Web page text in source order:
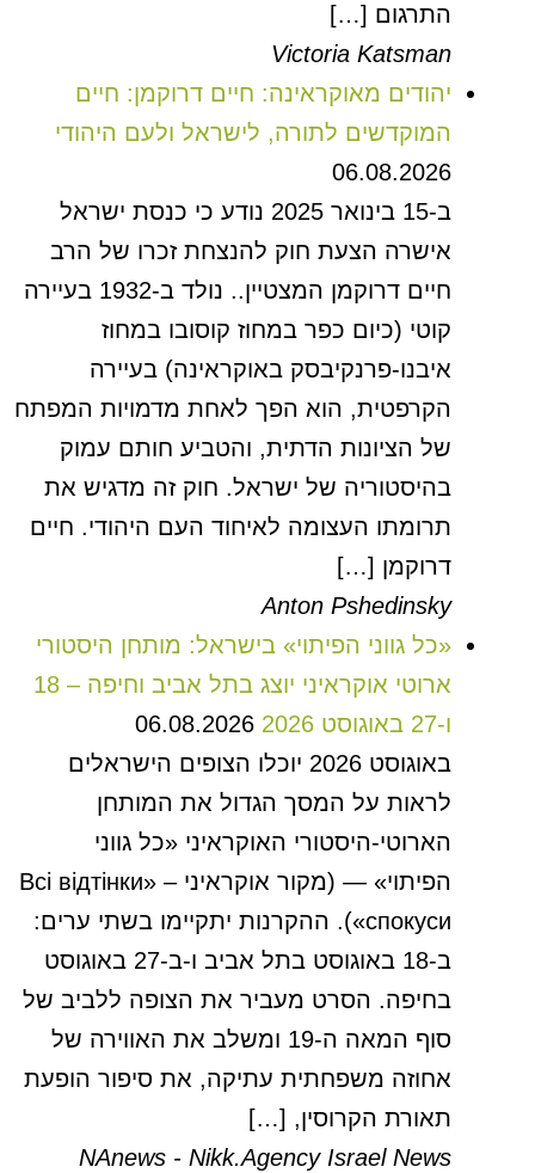
התרגום […]
Victoria Katsman
יהודים מאוקראינה: חיים דרוקמן: חיים
המוקדשים לתורה, לישראל ולעם היהודי
06.08.2026
ב-15 בינואר 2025 נודע כי כנסת ישראל
אישרה הצעת חוק להנצחת זכרו של הרב
חיים דרוקמן המצטיין.. נולד ב-1932 בעיירה
קוטי (כיום כפר במחוז קוסובו במחוז
איבנו-פרנקיבסק באוקראינה) בעיירה
הקרפטית, הוא הפך לאחת מדמויות המפתח
של הציונות הדתית, והטביע חותם עמוק
בהיסטוריה של ישראל. חוק זה מדגיש את
תרומתו העצומה לאיחוד העם היהודי. חיים
דרוקמן […]
Anton Pshedinsky
«כל גווני הפיתוי» בישראל: מותחן היסטורי
ארוטי אוקראיני יוצג בתל אביב וחיפה – 18
ו-27 באוגוסט 2026
06.08.2026
באוגוסט 2026 יוכלו הצופים הישראלים
לראות על המסך הגדול את המותחן
הארוטי-היסטורי האוקראיני «כל גווני
הפיתוי» — (מקור אוקראיני – «Всі відтінки
спокуси»). ההקרנות יתקיימו בשתי ערים:
ב-18 באוגוסט בתל אביב ו-ב-27 באוגוסט
בחיפה. הסרט מעביר את הצופה ללביב של
סוף המאה ה-19 ומשלב את האווירה של
אחוזה משפחתית עתיקה, את סיפור הופעת
תאורת הקרוסין, […]
NAnews - Nikk.Agency Israel News